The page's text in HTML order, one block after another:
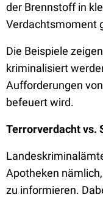
der Brennstoff in
Verdachtsmoment
Die Beispiele
kriminalisiert
Aufforderungen
befeuert wird.
Terrorverdacht vs.
Apotheken
zu informieren.